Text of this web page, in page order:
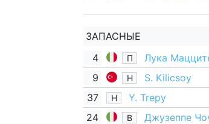
ЗАПАСНЫЕ
4
П Лука
9 Н S. Kilicsoy
37 Н Y. Trepy
24 В
Джузеппе